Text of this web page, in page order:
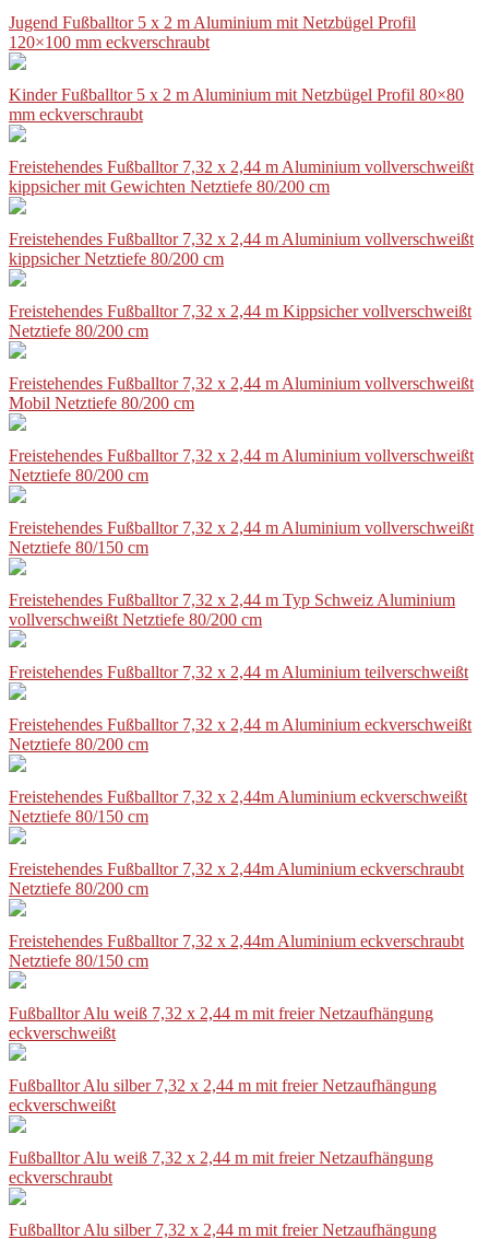
Jugend Fußballtor 5 x 2 m Aluminium mit Netzbügel Profil
120×100 mm eckverschraubt
Kinder Fußballtor 5 x 2 m Aluminium mit Netzbügel Profil 80×80
mm eckverschraubt
Freistehendes Fußballtor 7,32 x 2,44 m Aluminium vollverschweißt
kippsicher mit Gewichten Netztiefe 80/200 cm
Freistehendes Fußballtor 7,32 x 2,44 m Aluminium vollverschweißt
kippsicher Netztiefe 80/200 cm
Freistehendes Fußballtor 7,32 x 2,44 m Kippsicher vollverschweißt
Netztiefe 80/200 cm
Freistehendes Fußballtor 7,32 x 2,44 m Aluminium vollverschweißt
Mobil Netztiefe 80/200 cm
Freistehendes Fußballtor 7,32 x 2,44 m Aluminium vollverschweißt
Netztiefe 80/200 cm
Freistehendes Fußballtor 7,32 x 2,44 m Aluminium vollverschweißt
Netztiefe 80/150 cm
Freistehendes Fußballtor 7,32 x 2,44 m Typ Schweiz Aluminium
vollverschweißt Netztiefe 80/200 cm
Freistehendes Fußballtor 7,32 x 2,44 m Aluminium teilverschweißt
Freistehendes Fußballtor 7,32 x 2,44 m Aluminium eckverschweißt
Netztiefe 80/200 cm
Freistehendes Fußballtor 7,32 x 2,44m Aluminium eckverschweißt
Netztiefe 80/150 cm
Freistehendes Fußballtor 7,32 x 2,44m Aluminium eckverschraubt
Netztiefe 80/200 cm
Freistehendes Fußballtor 7,32 x 2,44m Aluminium eckverschraubt
Netztiefe 80/150 cm
Fußballtor Alu weiß 7,32 x 2,44 m mit freier Netzaufhängung
eckverschweißt
Fußballtor Alu silber 7,32 x 2,44 m mit freier Netzaufhängung
eckverschweißt
Fußballtor Alu weiß 7,32 x 2,44 m mit freier Netzaufhängung
eckverschraubt
Fußballtor Alu silber 7,32 x 2,44 m mit freier Netzaufhängung